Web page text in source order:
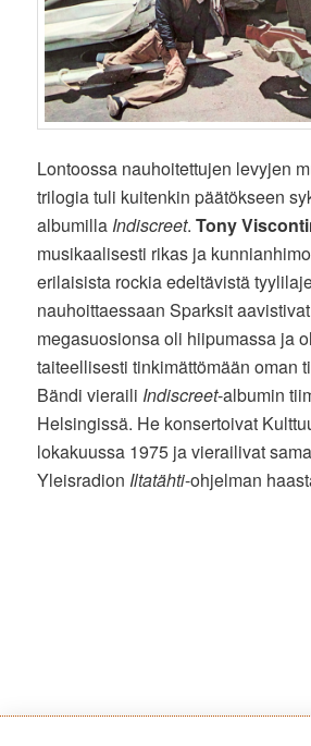
Lontoossa nauhoitettujen levyjen
trilogia tuli kuitenkin päätökseen
albumilla Indiscreet.Tony
musikaalisesti rikas ja
erilaisista rockia edeltävistä
nauhoittaessaan Sparksit
megasuosionsa oli hiipumassa ja
taiteellisesti tinkimättömään oman
Bändi vieraili Indiscreet-albumin
Helsingissä. He konsertoivat
lokakuussa 1975 ja vierailivat
Yleisradion Iltatähti-ohjelman